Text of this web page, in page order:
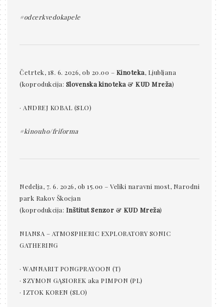
#odcerkvedokapele
Četrtek, 18. 6. 2026, ob 20.00 – Kinoteka, Ljubljana
(koprodukcija: Slovenska kinoteka& KUD Mreža)
· ANDREJ KOBAL (SLO)
#kinouho/friforma
Nedelja, 7. 6. 2026, ob 15.00 – Veliki naravni most, Narodni
park Rakov Škocjan
(koprodukcija: Inštitut Senzor & KUD Mreža)
NIANSA – ATMOSPHERIC EXPLORATORY SONIC
GATHERING
· WANNARIT PONGPRAYOON (T)
· SZYMON GĄSIOREK aka PIMPON (PL)
· IZTOK KOREN (SLO)